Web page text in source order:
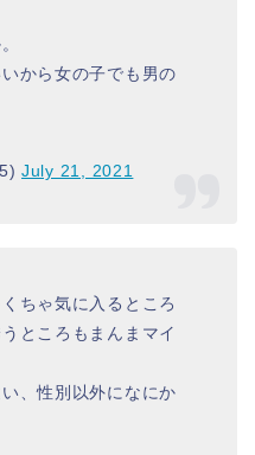
から女の子でも男の
July 21, 2021
ちゃ気に入るところ
ところもまんまマイ
、性別以外になにか